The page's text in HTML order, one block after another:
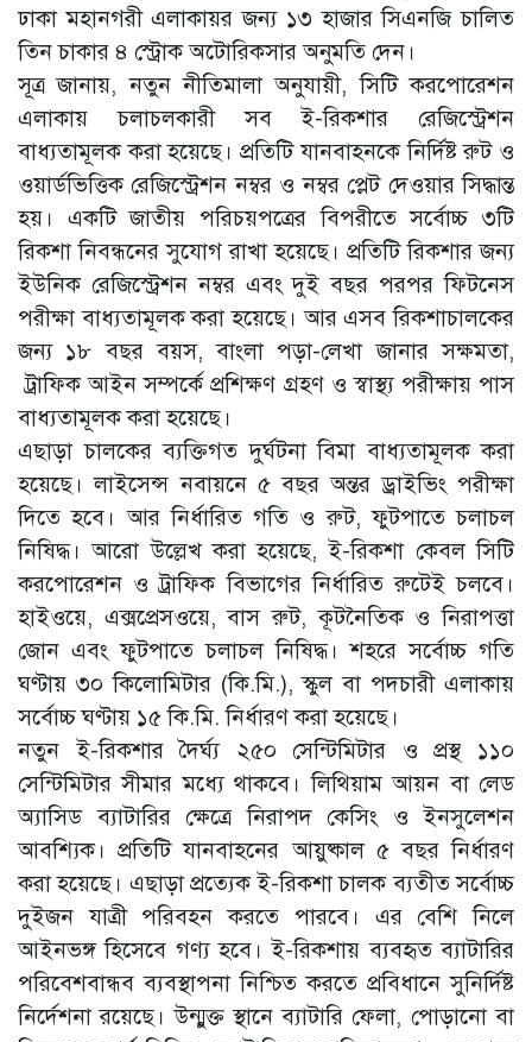
ঢাকা মহানগরী এলাকায়র জন্য ১৩ হাজার সিএনজি চালিত
তিন চাকার ৪ স্ট্রোক অটোরিকসার অনুমতি দেন।
সূত্র জানায়, নতুন নীতিমালা অনুযায়ী, সিটি করপোরেশন
এলাকায় চলাচলকারী সব ই-রিকশার রেজিস্ট্রেশন
বাধ্যতামূলক করা হয়েছে। প্রতিটি যানবাহনকে নির্দিষ্ট রুট ও
ওয়ার্ডভিত্তিক রেজিস্ট্রেশন নম্বর ও নম্বর প্লেট দেওয়ার সিদ্ধান্ত
হয়। একটি জাতীয় পরিচয়পত্রের বিপরীতে সর্বোচ্চ ৩টি
রিকশা নিবন্ধনের সুযোগ রাখা হয়েছে। প্রতিটি রিকশার জন্য
ইউনিক রেজিস্ট্রেশন নম্বর এবং দুই বছর পরপর ফিটনেস
পরীক্ষা বাধ্যতামূলক করা হয়েছে। আর এসব রিকশাচালকের
জন্য ১৮ বছর বয়স, বাংলা পড়া-লেখা জানার সক্ষমতা,
ট্রাফিক আইন সম্পর্কে প্রশিক্ষণ গ্রহণ ও স্বাস্থ্য পরীক্ষায় পাস
বাধ্যতামূলক করা হয়েছে।
এছাড়া চালকের ব্যক্তিগত দুর্ঘটনা বিমা বাধ্যতামূলক করা
হয়েছে। লাইসেন্স নবায়নে ৫ বছর অন্তর ড্রাইভিং পরীক্ষা
দিতে হবে। আর নির্ধারিত গতি ও রুট, ফুটপাতে চলাচল
নিষিদ্ধ। আরো উল্লেখ করা হয়েছে, ই-রিকশা কেবল সিটি
করপোরেশন ও ট্রাফিক বিভাগের নির্ধারিত রুটেই চলবে।
হাইওয়ে, এক্সপ্রেসওয়ে, বাস রুট, কূটনৈতিক ও নিরাপত্তা
জোন এবং ফুটপাতে চলাচল নিষিদ্ধ। শহরে সর্বোচ্চ গতি
ঘণ্টায় ৩০ কিলোমিটার (কি.মি.), স্কুল বা পদচারী এলাকায়
সর্বোচ্চ ঘণ্টায় ১৫ কি.মি. নির্ধারণ করা হয়েছে।
নতুন ই-রিকশার দৈর্ঘ্য ২৫০ সেন্টিমিটার ও প্রস্থ ১১০
সেন্টিমিটার সীমার মধ্যে থাকবে। লিথিয়াম আয়ন বা লেড
অ্যাসিড ব্যাটারির ক্ষেত্রে নিরাপদ কেসিং ও ইনসুলেশন
আবশ্যিক। প্রতিটি যানবাহনের আয়ুষ্কাল ৫ বছর নির্ধারণ
করা হয়েছে। এছাড়া প্রত্যেক ই-রিকশা চালক ব্যতীত সর্বোচ্চ
দুইজন যাত্রী পরিবহন করতে পারবে। এর বেশি নিলে
আইনভঙ্গ হিসেবে গণ্য হবে। ই-রিকশায় ব্যবহৃত ব্যাটারির
পরিবেশবান্ধব ব্যবস্থাপনা নিশ্চিত করতে প্রবিধানে সুনির্দিষ্ট
নির্দেশনা রয়েছে। উন্মুক্ত স্থানে ব্যাটারি ফেলা, পোড়ানো বা